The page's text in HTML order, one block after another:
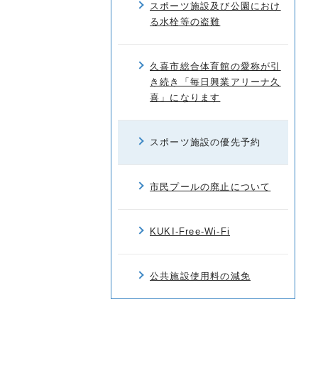
スポーツ施設及び公園におけ
る水栓等の盗難
久喜市総合体育館の愛称が引
き続き「毎日興業アリーナ久
喜」になります
スポーツ施設の優先予約
市民プールの廃止について
KUKI-Free-Wi-Fi
公共施設使用料の減免